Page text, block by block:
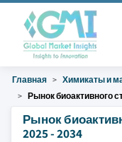
Главная Химикаты и
Рынок биоактивного
Рынок
2025 - 2034